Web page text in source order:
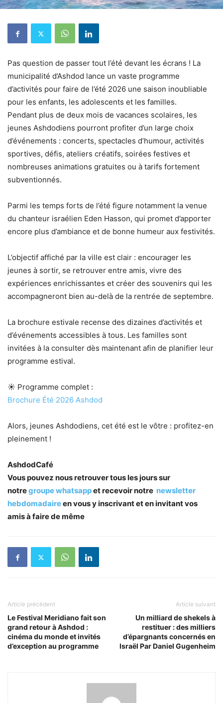
Pas question de passer tout l’été devant les écrans ! La
municipalité d’Ashdod lance un vaste programme
d’activités pour faire de l’été 2026 une saison inoubliable
pour les enfants, les adolescents et les familles.
Pendant plus de deux mois de vacances scolaires, les
jeunes Ashdodiens pourront profiter d’un large choix
d’événements : concerts, spectacles d’humour, activités
sportives, défis, ateliers créatifs, soirées festives et
nombreuses animations gratuites ou à tarifs fortement
subventionnés.
Parmi les temps forts de l’été figure notamment la venue
du chanteur israélien Eden Hasson, qui promet d’apporter
encore plus d’ambiance et de bonne humeur aux festivités.
L’objectif affiché par la ville est clair : encourager les
jeunes à sortir, se retrouver entre amis, vivre des
expériences enrichissantes et créer des souvenirs qui les
accompagneront bien au-delà de la rentrée de septembre.
La brochure estivale recense des dizaines d’activités et
d’événements accessibles à tous. Les familles sont
invitées à la consulter dès maintenant afin de planifier leur
programme estival.
☀️ Programme complet :
Brochure Été 2026 Ashdod
Alors, jeunes Ashdodiens, cet été est le vôtre : profitez-en
pleinement !
AshdodCafé
Vous pouvez nous retrouver tous les jours sur
notregroupe whatsappet recevoir notre newsletter
hebdomadaireen vous y inscrivant et en invitant vos
amis à faire de même
Article précédent
Le Festival Meridiano fait son
grand retour à Ashdod :
cinéma du monde et invités
d’exception au programme
Article suivant
Un milliard de shekels à
restituer : des milliers
d’épargnants concernés en
Israël Par Daniel Gugenheim